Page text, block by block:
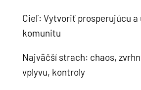
Cieľ: Vytvoriť prosperujúcu a
komunitu
Najväčší strach: chaos,
vplyvu, kontroly